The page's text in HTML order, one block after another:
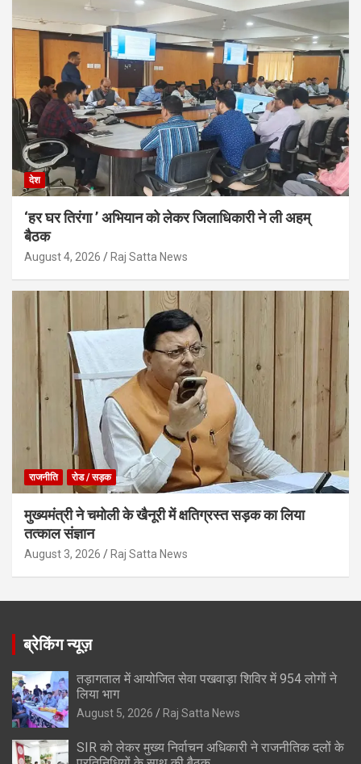
देश
‘हर घर तिरंगा ’ अभियान को लेकर जिलाधिकारी ने ली अहम्
बैठक
August 4, 2026 Raj Satta News
राजनीति रोड / सड़क
मुख्यमंत्री ने चमोली के खैनूरी में क्षतिग्रस्त सड़क का लिया
तत्काल संज्ञान
August 3, 2026 Raj Satta News
ब्रेकिंग न्यूज़
तड़ागताल में आयोजित सेवा पखवाड़ा शिविर में 954 लोगों ने
लिया भाग
August 5, 2026 Raj Satta News
SIR को लेकर मुख्य निर्वाचन अधिकारी ने राजनीतिक दलों के